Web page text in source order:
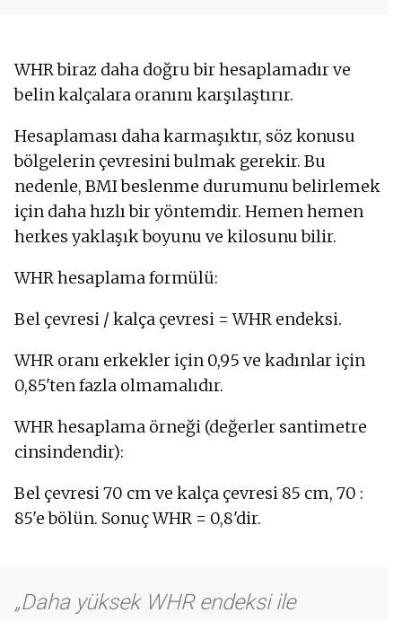
WHR biraz daha doğru bir hesaplamadır ve
belin kalçalara oranını karşılaştırır.
Hesaplaması daha karmaşıktır, söz konusu
bölgelerin çevresini bulmak gerekir. Bu
nedenle, BMI beslenme durumunu belirlemek
için daha hızlı bir yöntemdir. Hemen hemen
herkes yaklaşık boyunu ve kilosunu bilir.
WHR hesaplama formülü:
Bel çevresi / kalça çevresi = WHR endeksi.
WHR oranı erkekler için 0,95 ve kadınlar için
0,85'ten fazla olmamalıdır.
WHR hesaplama örneği (değerler santimetre
cinsindendir):
Bel çevresi 70 cm ve kalça çevresi 85 cm, 70 :
85'e bölün. Sonuç WHR = 0,8'dir.
Daha yüksek WHR endeksi ile